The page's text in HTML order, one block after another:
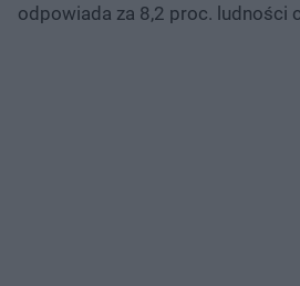
odpowiada za 8,2 proc. ludności